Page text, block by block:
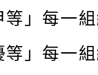
等」每一
等」每一